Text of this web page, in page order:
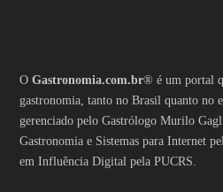
OGastronomia.com.br® é um portal
gastronomia, tanto no Brasil quanto no
gerenciado pelo Gastrólogo Murilo
Gastronomia e Sistemas para Internet
em Influência Digital pela PUCRS.